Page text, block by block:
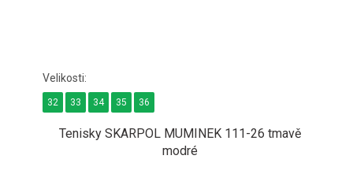
Tenisky SKARPOL MUMINEK 111-26 tmavě
modré
32 33 34 35 36